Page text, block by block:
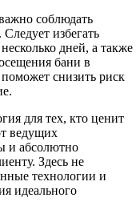
соблюдать
избегать
дней, а также
бани в
снизить риск
для тех, кто ценит
ведущих
и абсолютно
Здесь не
технологии и
идеального